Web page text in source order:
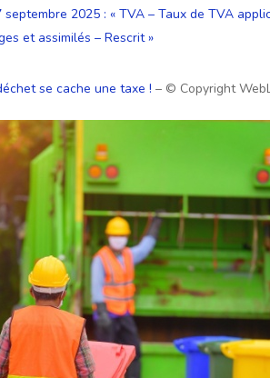
septembre 2025 : « TVA – Taux de TVA
et assimilés – Rescrit »
se cache une taxe ! – © Copyright